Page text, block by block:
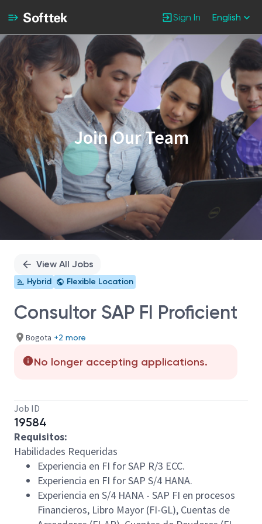
Sign In English
Single
Position
Join Our Team
View All Jobs
Hybrid Flexible Location
Consultor SAP FI Proficient
Bogota +2 more
No longer accepting applications.
Job ID
19584
Requisitos:
Habilidades Requeridas
Experiencia en FI for SAP R/3 ECC.
Experiencia en FI for SAP S/4 HANA.
Experiencia en S/4 HANA - SAP FI en procesos
Financieros, Libro Mayor (FI-GL), Cuentas de